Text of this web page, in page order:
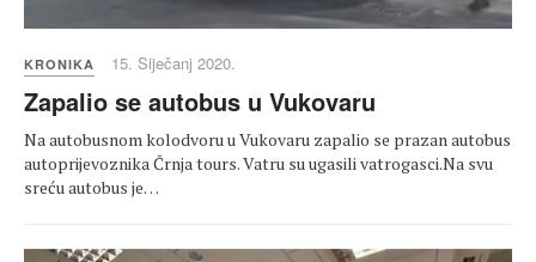
KRONIKA 15. Siječanj 2020.
Zapalio se autobus u Vukovaru
Na autobusnom kolodvoru u Vukovaru zapalio se prazan autobus
autoprijevoznika Črnja tours. Vatru su ugasili vatrogasci.Na svu
sreću autobus je…